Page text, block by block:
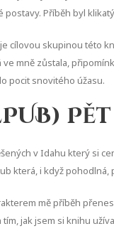
postavy. Příběh byl
cílovou skupinou této
mně zůstala,
pocit snovitého úžasu.
v Idahu který si
která, i když pohodlná,
mě příběh
jak jsem si knihu